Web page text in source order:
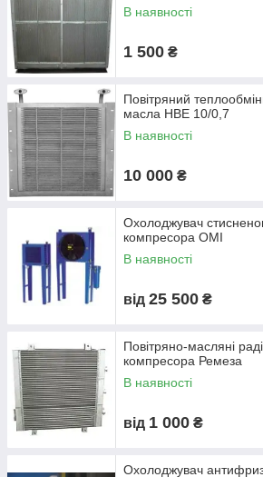
Теплообмінники з повітряним
пропонуємо, відрізняються надійністю,
чудовими експлуатаційними
реалізуємо тільки якісний охолоджувач
компресора.
Наприклад, блок охолодження оливи
охолоджувачі стисненого повітря для
бути використані в самих різних сферах
хімічній, нафтовій, нафтохімічній,
компресорне обладнання;
тракторобудування;
залізнична техніка.
В наявності
1 500 ₴
Повітряний
масла НВЕ 10/0,7
В наявності
10 000 ₴
Охолоджувач
компресора OMI
В наявності
від 25 500 ₴
Повітряно-масляні
компресора Ремеза
В наявності
від 1 000 ₴
Охолоджувач